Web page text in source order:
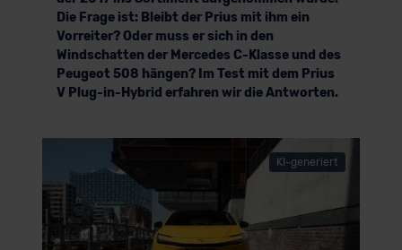
Die Frage ist: Bleibt der Prius mit ihm ein
Vorreiter? Oder muss er sich in den
Windschatten der Mercedes C-Klasse und des
Peugeot 508 hängen? Im Test mit dem Prius
V Plug-in-Hybrid erfahren wir die Antworten.
KI-generiert